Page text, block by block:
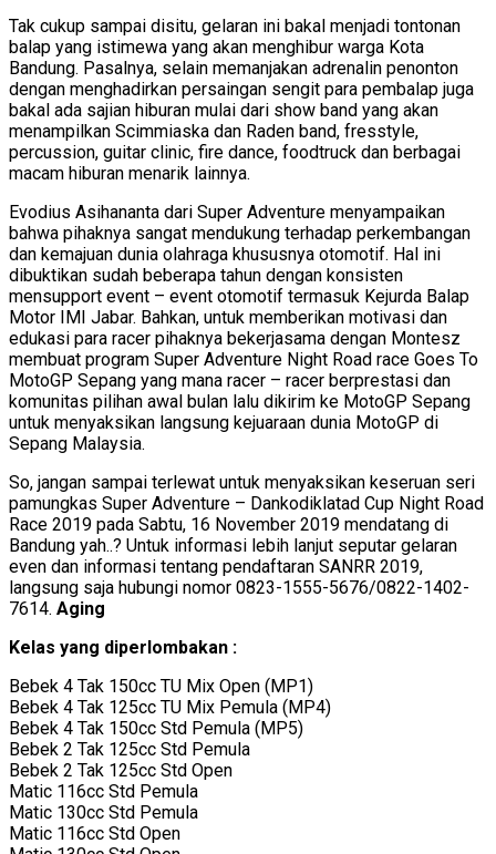
Tak cukup sampai disitu, gelaran ini bakal menjadi tontonan
balap yang istimewa yang akan menghibur warga Kota
Bandung. Pasalnya, selain memanjakan adrenalin penonton
dengan menghadirkan persaingan sengit para pembalap juga
bakal ada sajian hiburan mulai dari show band yang akan
menampilkan Scimmiaska dan Raden band, fresstyle,
percussion, guitar clinic, fire dance, foodtruck dan berbagai
macam hiburan menarik lainnya.
Evodius Asihananta dari Super Adventure menyampaikan
bahwa pihaknya sangat mendukung terhadap perkembangan
dan kemajuan dunia olahraga khususnya otomotif. Hal ini
dibuktikan sudah beberapa tahun dengan konsisten
mensupport event – event otomotif termasuk Kejurda Balap
Motor IMI Jabar. Bahkan, untuk memberikan motivasi dan
edukasi para racer pihaknya bekerjasama dengan Montesz
membuat program Super Adventure Night Road race Goes To
MotoGP Sepang yang mana racer – racer berprestasi dan
komunitas pilihan awal bulan lalu dikirim ke MotoGP Sepang
untuk menyaksikan langsung kejuaraan dunia MotoGP di
Sepang Malaysia.
So, jangan sampai terlewat untuk menyaksikan keseruan seri
pamungkas Super Adventure – Dankodiklatad Cup Night Road
Race 2019 pada Sabtu, 16 November 2019 mendatang di
Bandung yah..? Untuk informasi lebih lanjut seputar gelaran
even dan informasi tentang pendaftaran SANRR 2019,
langsung saja hubungi nomor 0823-1555-5676/0822-1402-
7614. Aging
Kelas yang diperlombakan :
Bebek 4 Tak 150cc TU Mix Open (MP1)
Bebek 4 Tak 125cc TU Mix Pemula (MP4)
Bebek 4 Tak 150cc Std Pemula (MP5)
Bebek 2 Tak 125cc Std Pemula
Bebek 2 Tak 125cc Std Open
Matic 116cc Std Pemula
Matic 130cc Std Pemula
Matic 116cc Std Open